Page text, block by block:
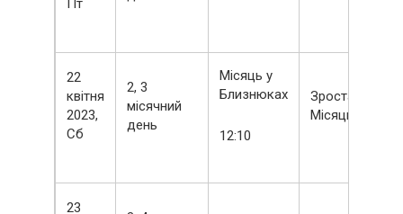
Пт
22
квітня
2023,
Сб
2, 3
місячний
день
Місяць у
Близнюках
12:10
Зростаючий
Місяць
23